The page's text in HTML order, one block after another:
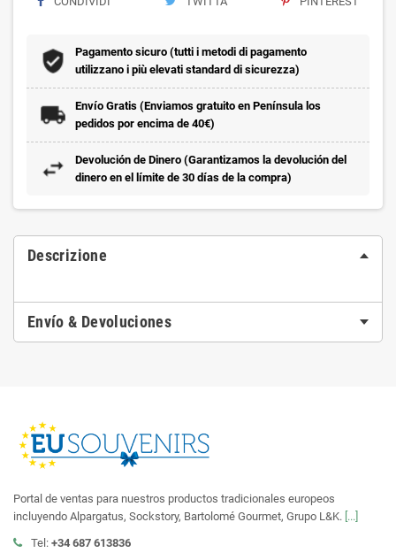
Pagamento sicuro (tutti i metodi di pagamento
utilizzano i più elevati standard di sicurezza)
Envío Gratis (Enviamos gratuito en Península los
pedidos por encima de 40€)
Devolución de Dinero (Garantizamos la devolución del
dinero en el límite de 30 días de la compra)
Descrizione
Envío & Devoluciones
Portal de ventas para nuestros productos tradicionales europeos
incluyendo Alpargatus, Sockstory, Bartolomé Gourmet, Grupo L&K. [...]
Tel: +34 687 613836